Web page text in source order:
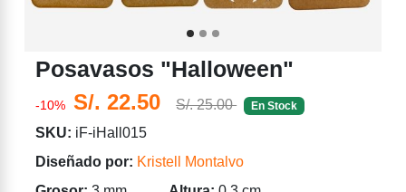
Posavasos "Halloween"
-10% S/. 22.50 S/. 25.00 En Stock
SKU: iF-iHall015
Diseñado por: Kristell Montalvo